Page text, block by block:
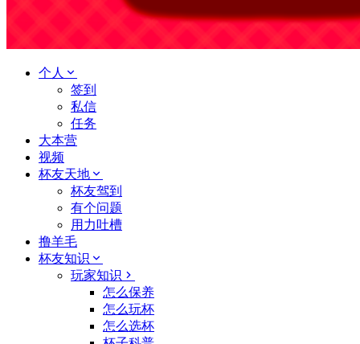
个人
签到
私信
任务
大本营
视频
杯友天地
杯友驾到
有个问题
用力吐槽
撸羊毛
杯友知识
玩家知识
怎么保养
怎么玩杯
怎么选杯